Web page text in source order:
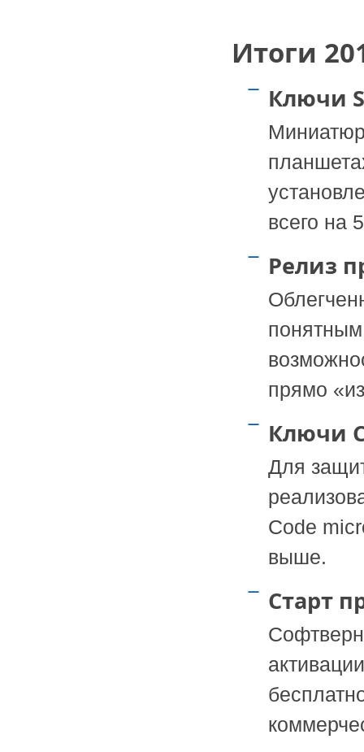
Итоги
Ключи
всего на
Релиз
прямо
Ключи
Для
Code
выше.
Старт